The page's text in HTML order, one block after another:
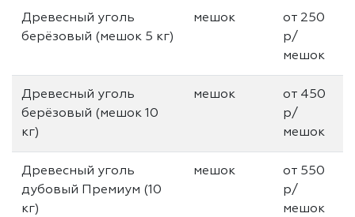
Древесный уголь
берёзовый (мешок 5 кг)
мешок
от 250
р/
мешок
Древесный уголь
берёзовый (мешок 10
кг)
мешок
от 450
р/
мешок
Древесный уголь
дубовый Премиум (10
кг)
мешок
от 550
р/
мешок